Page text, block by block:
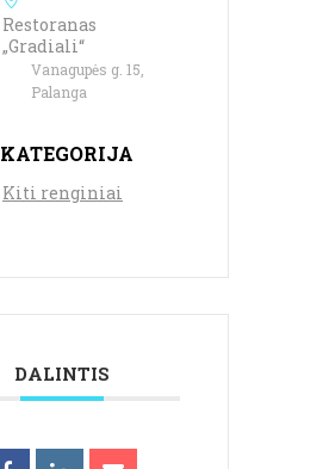
Restoranas
„Gradiali“
Vanagupės g. 15,
Palanga
KATEGORIJA
Kiti renginiai
DALINTIS